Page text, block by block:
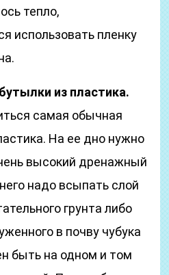
тепло,
использовать пленку
из пластика.
самая обычная
На ее дно нужно
высокий дренажный
надо всыпать слой
грунта либо
в почву чубука
быть на одном и том